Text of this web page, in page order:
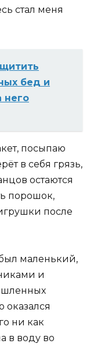
стал меня
бед и
него
посыпаю
в себя грязь,
остаются
порошок,
после
маленький,
и
оказался
ни как
в воду во